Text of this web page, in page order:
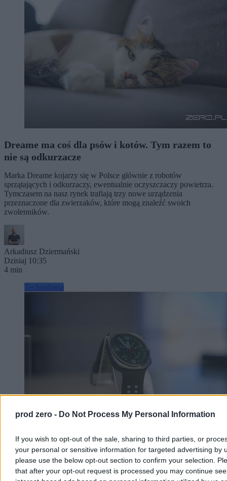
prod zero - Do Not Process My Personal Information
If you wish to opt-out of the sale, sharing to third parties, or
your personal or sensitive information for targeted advertising by
please use the below opt-out section to confirm your selection.
that after your opt-out request is processed you may continue
Dreame ma coś dla psów i kotów. Tym razem to
nie są odkurzacze
Marka Dreame kojarzy się w Polsce głównie z robotów
sprzątających i odkurzaczy, ewentualnie oczyszczaczy powietrza.
Tymczasem na nasz rynek trafiają trzy nowe urządzenia
przeznaczone dla zwierzaków, które mogą znaleźć swoich
zwolenników.
Arkadiusz Dziermański
Dzisiaj 10:35
4 min
Technologia
Samsung chce zdradzić Wear OS. To może być
dobry pomysł
Samsung pracuje nad nowym zegarkiem w bardziej przystępnej